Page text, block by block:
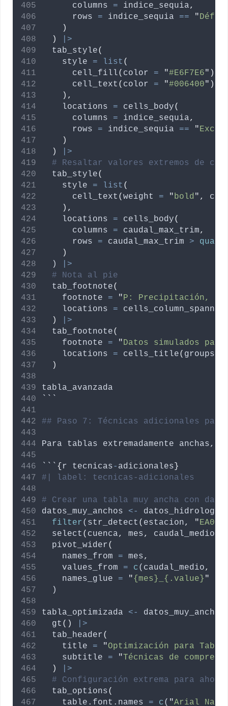
columns
= indice_sequia,
rows
= indice_sequia == "
)
)
|>
  tab_style
(
style
= list (
      cell_fill
( color = "#E6F7E6" )
      cell_text
( color = "#006400" )
),
locations
= cells_body(
columns
= indice_sequia,
rows
= indice_sequia == "
)
)
|>
# Resaltar valores extremos de
  tab_style
(
style
= list (
      cell_text
( weight = "bold" ,
),
locations
= cells_body(
columns
= caudal_max_trim,
rows
= caudal_max_trim >
)
  )
|>
# Nota al pie
  tab_footnote
(
footnote
= "P: Precipitación, E:
locations
=
)
|>
  tab_footnote
(
footnote
= "Datos simulados
locations
= cells_title( groups
)
tabla_avanzada
```
## Paso 7: Técnicas adicionales para
Para tablas extremadamente anchas,
``` { r tecnicas- adicionales }
#| label: tecnicas-adicionales
# Crear una tabla muy ancha con
datos_muy_anchos
<-
filter (str_detect ( estacion, "
  select
( cuenca, mes, caudal_medio
  pivot_wider
(
names_from
= mes,
values_from
= c( caudal_medio,
names_glue
= "{mes}_{.value} "
  )
tabla_optimizada <-
datos_muy_anchos
  gt
()
|>
  tab_header
(
title
= "Optimización para
subtitle
= "Técnicas de
)
|>
# Configuración extrema para
  tab_options
(
table.font.names
= c( "Arial